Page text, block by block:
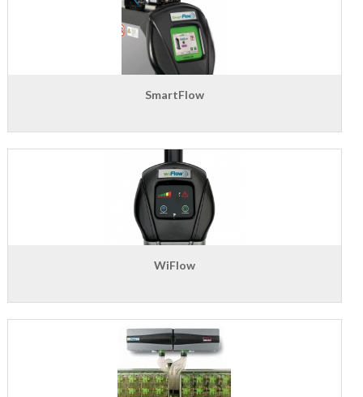
SmartFlow
WiFlow